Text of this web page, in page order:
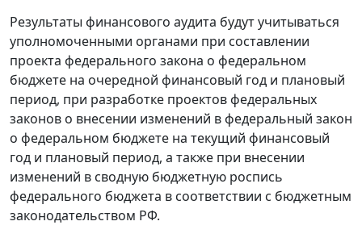
Результаты финансового аудита будут учитываться
уполномоченными органами при составлении
проекта федерального закона о федеральном
бюджете на очередной финансовый год и плановый
период, при разработке проектов федеральных
законов о внесении изменений в федеральный закон
о федеральном бюджете на текущий финансовый
год и плановый период, а также при внесении
изменений в сводную бюджетную роспись
федерального бюджета в соответствии с бюджетным
законодательством РФ.